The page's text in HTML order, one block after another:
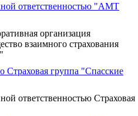
ответственностью "АМТ
организация
взаимного страхования
Страховая группа "Спасские
ответственностью Страховая